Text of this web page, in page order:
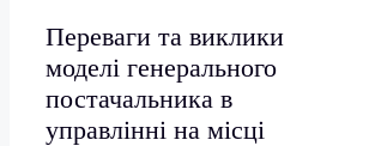
Переваги та виклики
моделі генерального
постачальника в
управлінні на місці